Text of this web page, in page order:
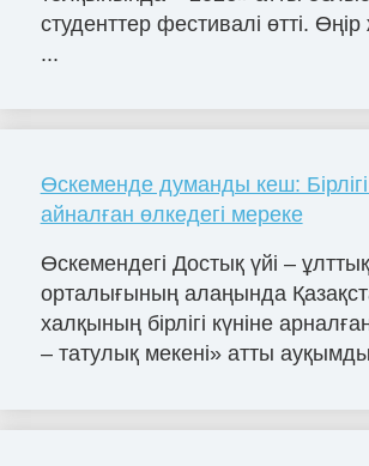
студенттер фестивалі өтті.
...
Өскеменде думанды кеш: Бірлігі
айналған өлкедегі мереке
Өскемендегі Достық үйі – ұлттық
орталығының алаңында
халқының бірлігі күніне
– татулық мекені» атты